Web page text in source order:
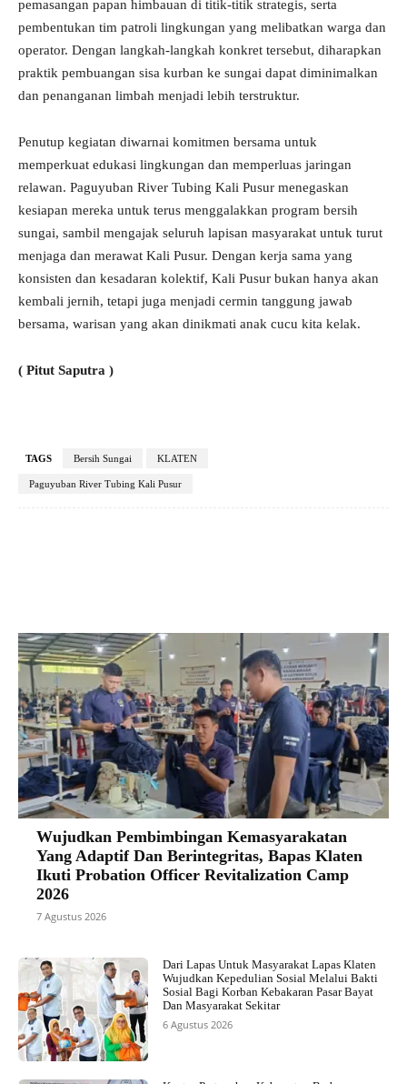
pemasangan papan himbauan di titik-titik strategis, serta
pembentukan tim patroli lingkungan yang melibatkan warga dan
operator. Dengan langkah-langkah konkret tersebut, diharapkan
praktik pembuangan sisa kurban ke sungai dapat diminimalkan
dan penanganan limbah menjadi lebih terstruktur.
Penutup kegiatan diwarnai komitmen bersama untuk
memperkuat edukasi lingkungan dan memperluas jaringan
relawan. Paguyuban River Tubing Kali Pusur menegaskan
kesiapan mereka untuk terus menggalakkan program bersih
sungai, sambil mengajak seluruh lapisan masyarakat untuk turut
menjaga dan merawat Kali Pusur. Dengan kerja sama yang
konsisten dan kesadaran kolektif, Kali Pusur bukan hanya akan
kembali jernih, tetapi juga menjadi cermin tanggung jawab
bersama, warisan yang akan dinikmati anak cucu kita kelak.
( Pitut Saputra )
TAGS Bersih Sungai KLATEN
Paguyuban River Tubing Kali Pusur
Wujudkan Pembimbingan Kemasyarakatan
Yang Adaptif Dan Berintegritas, Bapas Klaten
Ikuti Probation Officer Revitalization Camp
2026
7 Agustus 2026
Dari Lapas Untuk Masyarakat Lapas Klaten
Wujudkan Kepedulian Sosial Melalui Bakti
Sosial Bagi Korban Kebakaran Pasar Bayat
Dan Masyarakat Sekitar
6 Agustus 2026